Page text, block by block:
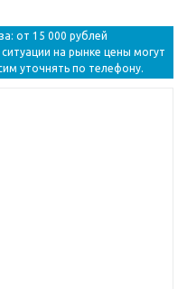
от 15 000 рублей
на рынке цены могут
уточнять по телефону.